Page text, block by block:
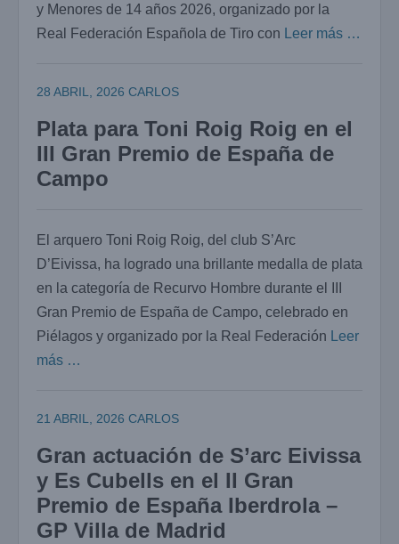
y Menores de 14 años 2026, organizado por la
Real Federación Española de Tiro con
Leer más …
28 ABRIL, 2026 CARLOS
Plata para Toni Roig Roig en el
III Gran Premio de España de
Campo
El arquero Toni Roig Roig, del club S’Arc
D’Eivissa, ha logrado una brillante medalla de plata
en la categoría de Recurvo Hombre durante el III
Gran Premio de España de Campo, celebrado en
Piélagos y organizado por la Real Federación
Leer
más …
21 ABRIL, 2026 CARLOS
Gran actuación de S’arc Eivissa
y Es Cubells en el II Gran
Premio de España Iberdrola –
GP Villa de Madrid